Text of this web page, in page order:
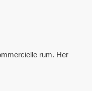
rum. Her